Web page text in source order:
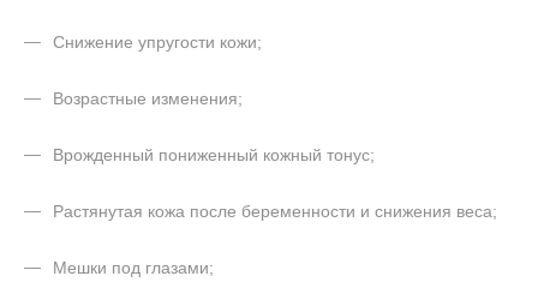
Снижение упругости кожи;
Возрастные изменения;
Врожденный пониженный кожный тонус;
Растянутая кожа после беременности и снижения веса;
Мешки под глазами;